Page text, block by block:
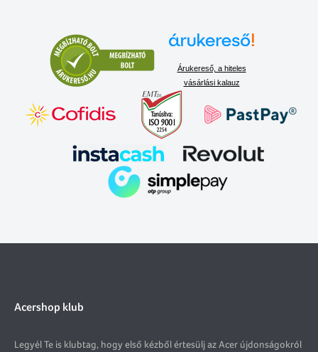
Árukereső, a hiteles
vásárlási kalauz
Acershop klub
Legyél Te is klubtag, hogy első kézből értesülj az Acer újdonságokról